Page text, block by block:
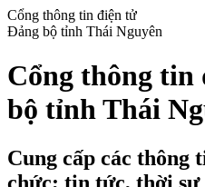
Cổng thông tin điện tử
Đảng bộ tỉnh Thái Nguyên
Cổng thông
bộ tỉnh Thái
Cung cấp các thông